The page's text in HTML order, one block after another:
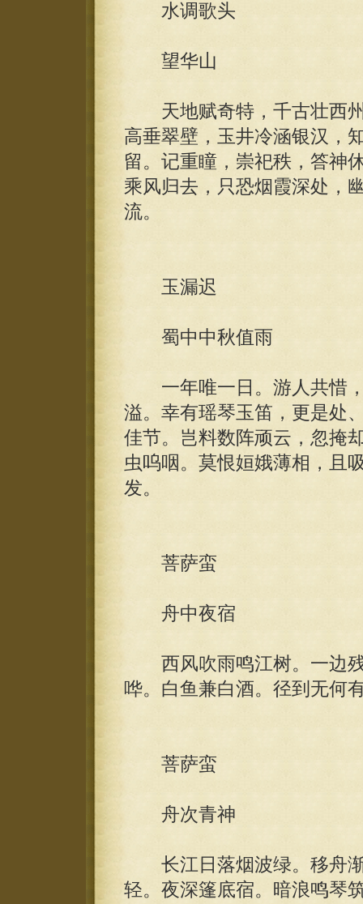
水调歌头
望华山
天地赋奇特，千古壮西州
高垂翠壁，玉井冷涵银汉，
留。记重瞳，崇祀秩，答神
乘风归去，只恐烟霞深处，
流。
玉漏迟
蜀中中秋值雨
一年唯一日。游人共惜，
溢。幸有瑶琴玉笛，更是处
佳节。岂料数阵顽云，忽掩
虫呜咽。莫恨姮娥薄相，且
发。
菩萨蛮
舟中夜宿
西风吹雨鸣江树。一边残
哗。白鱼兼白酒。径到无何
菩萨蛮
舟次青神
长江日落烟波绿。移舟渐
轻。夜深篷底宿。暗浪鸣琴